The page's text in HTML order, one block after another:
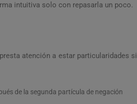
intuitiva solo con repasarla un poco.
atención a estar particularidades si
de la segunda partícula de negación